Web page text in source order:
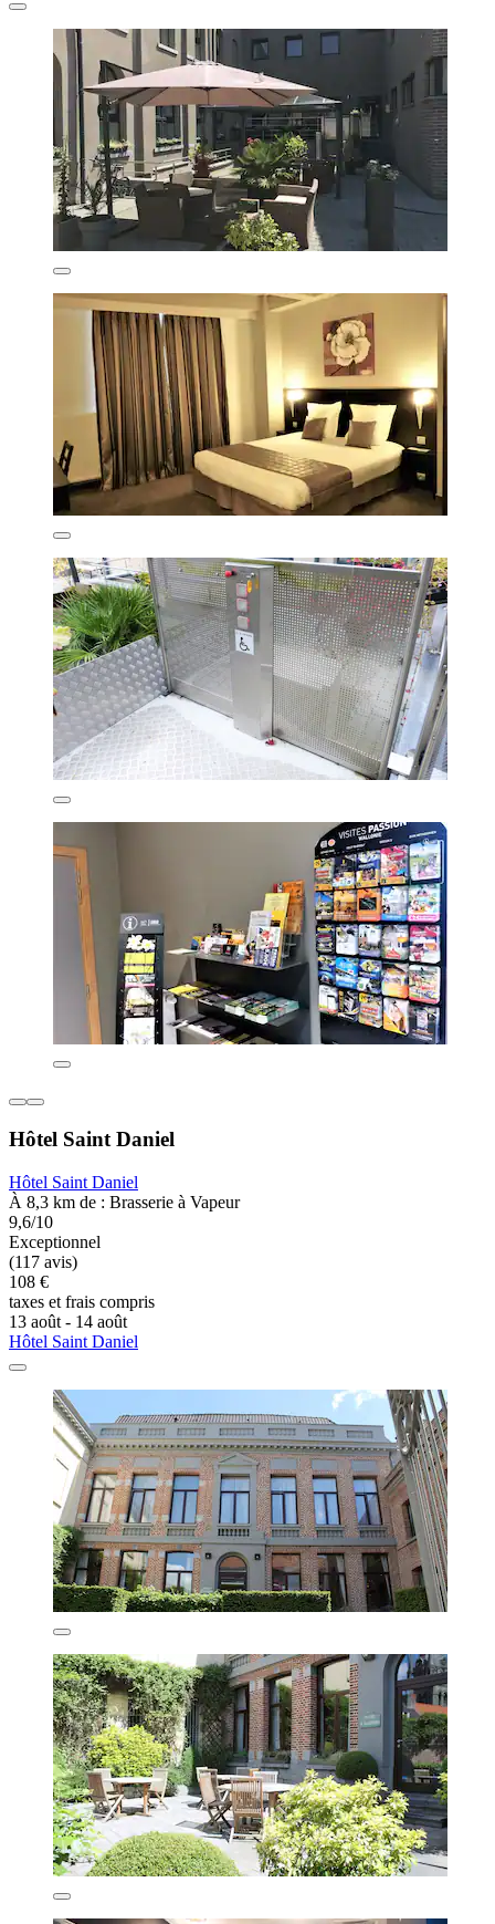
Hôtel Saint Daniel
Hôtel Saint Daniel
À 8,3 km de : Brasserie à Vapeur
9,6/10
Exceptionnel
(117 avis)
108 €
taxes et frais compris
13 août - 14 août
Hôtel Saint Daniel